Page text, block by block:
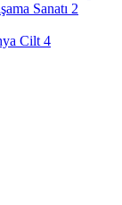
Sanatı 2
Cilt 4